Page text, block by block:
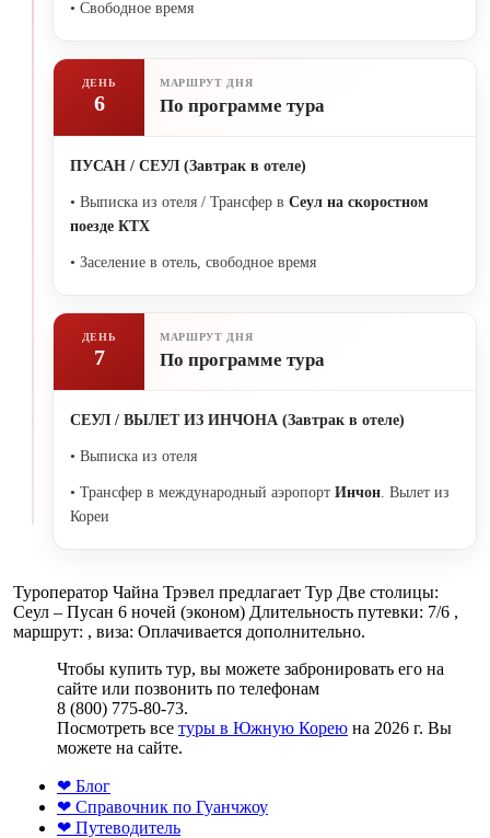
• Свободное время
ДЕНЬ
6
МАРШРУТ ДНЯ
По программе тура
ПУСАН / СЕУЛ (Завтрак в отеле)
• Выписка из отеля / Трансфер в Сеул на скоростном
поезде КТХ
• Заселение в отель, свободное время
ДЕНЬ
7
МАРШРУТ ДНЯ
По программе тура
СЕУЛ / ВЫЛЕТ ИЗ ИНЧОНА (Завтрак в отеле)
• Выписка из отеля
• Трансфер в международный аэропорт Инчон . Вылет из
Кореи
Туроператор Чайна Трэвел предлагает Тур Две столицы:
Сеул – Пусан 6 ночей (эконом) Длительность путевки: 7/6 ,
маршрут: , виза: Оплачивается дополнительно.
Чтобы купить тур, вы можете забронировать его на
сайте или позвонить по телефонам
8 (800) 775-80-73.
Посмотреть все туры в Южную Корею на 2026 г. Вы
можете на сайте.
❤ Блог
❤ Справочник по Гуанчжоу
❤ Путеводитель